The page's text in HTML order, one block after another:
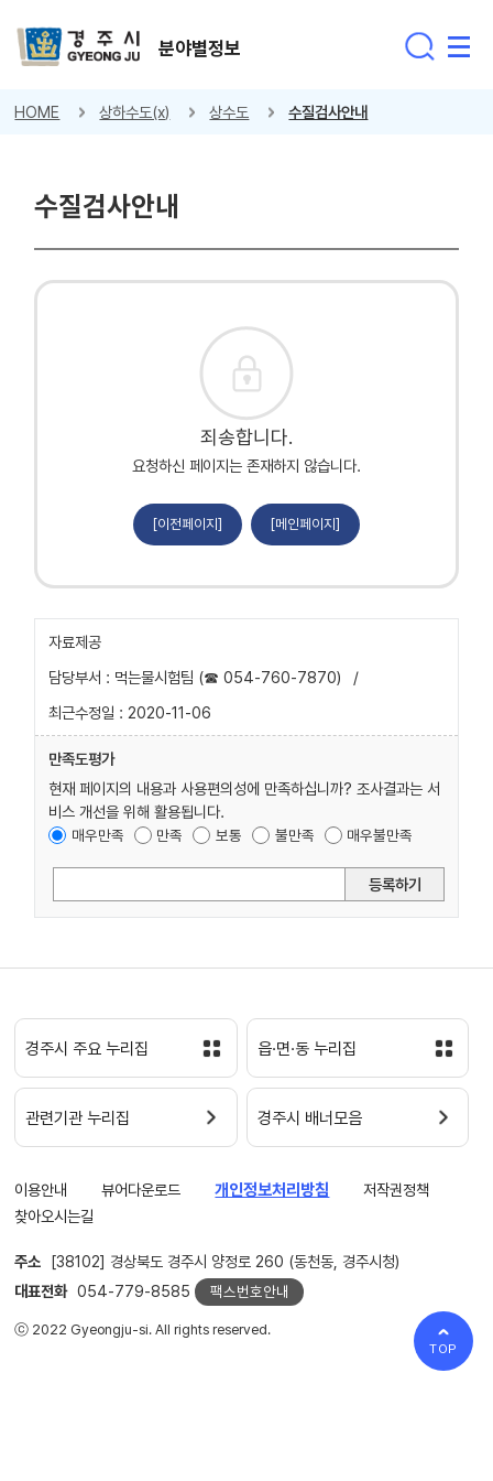
분야별정보
HOME 상하수도(x) 상수도 수질검사안내
수질검사안내
죄송합니다.
요청하신 페이지는 존재하지 않습니다.
[이전페이지] [메인페이지]
자료제공
담당부서 : 먹는물시험팀 (☎ 054-760-7870)
/
최근수정일 : 2020-11-06
만족도평가
현재 페이지의 내용과 사용편의성에 만족하십니까? 조사결과는 서
비스 개선을 위해 활용됩니다.
매우만족 만족 보통 불만족 매우불만족
등록하기
경주시 주요 누리집 읍·면·동 누리집
관련기관 누리집 경주시 배너모음
이용안내 뷰어다운로드 개인정보처리방침
저작권정책
찾아오시는길
주소 [38102] 경상북도 경주시 양정로 260 (동천동, 경주시청)
대표전화 054-779-8585 팩스번호안내
ⓒ 2022 Gyeongju-si. All rights reserved.
TOP